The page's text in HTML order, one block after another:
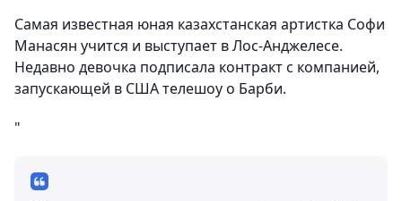
Самая известная юная казахстанская артистка Софи
Манасян учится и выступает в Лос-Анджелесе.
Недавно девочка подписала контракт с компанией,
запускающей в США телешоу о Барби.
"